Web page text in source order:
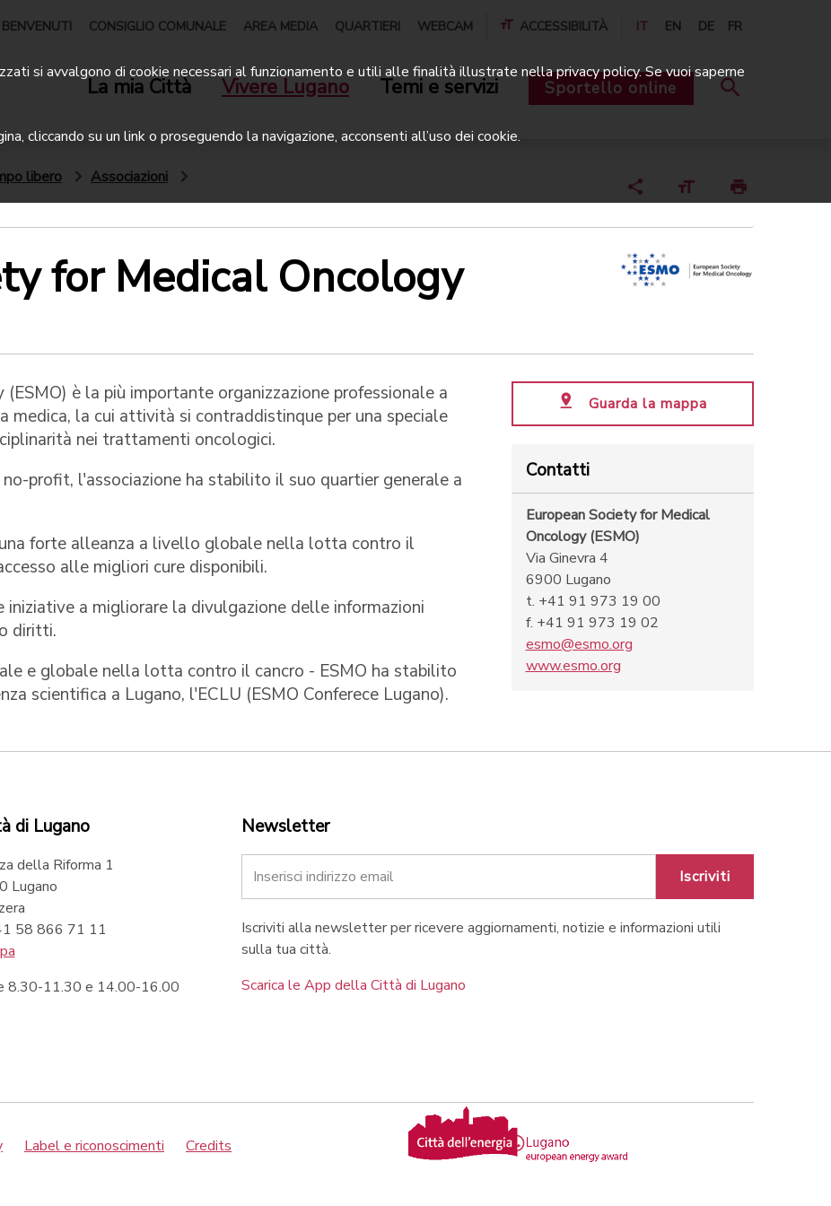
BENVENUTI CONSIGLIO COMUNALE AREA MEDIA QUARTIERI WEBCAM ACCESSIBILITÀ IT EN DE FR
La mia Città Vivere Lugano Temi e servizi Sportello online
libero
Associazioni
for Medical Oncology
è la più importante organizzazione professionale a
la cui attività si contraddistinque per una speciale
nei trattamenti oncologici.
profit, l'associazione ha stabilito il suo quartier generale a
forte alleanza a livello globale nella lotta contro il
alle migliori cure disponibili.
iniziative a migliorare la divulgazione delle informazioni
diritti.
e globale nella lotta contro il cancro - ESMO ha stabilito
scientifica a Lugano, l'ECLU (ESMO Conferece Lugano).
Guarda la mappa
Contatti
European Society for Medical
Oncology (ESMO)
Via Ginevra 4
6900 Lugano
t. +41 91 973 19 00
f. +41 91 973 19 02
esmo@esmo.org
www.esmo.org
di Lugano
della Riforma 1
Lugano
58 866 71 11
8.30-11.30 e 14.00-16.00
Newsletter
Iscriviti
Iscriviti alla newsletter per ricevere aggiornamenti, notizie e informazioni utili
sulla tua città.
Scarica le App della Città di Lugano
Label e riconoscimenti
Credits
si avvalgono di cookie necessari al funzionamento e utili alle finalità illustrate nella privacy policy. Se vuoi saperne
cliccando su un link o proseguendo la navigazione, acconsenti all’uso dei cookie.